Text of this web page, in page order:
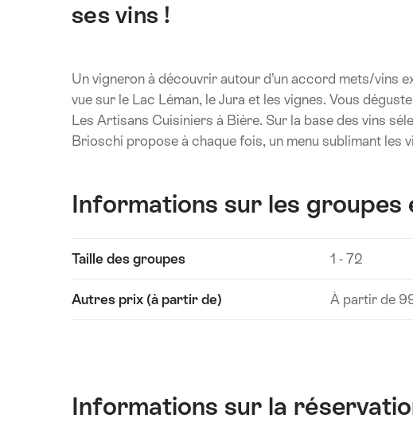
ses vins !
Un vigneron à découvrir autour d’un accord mets/vins
vue sur le Lac Léman, le Jura et les vignes. Vous
Les Artisans Cuisiniers à Bière. Sur la base des vins
Brioschi propose à chaque fois, un menu sublimant les
Informations sur les groupes
les
Informations
Taille des groupes 1 - 72
Autres prix (à partir de) À partir de
Informations sur la